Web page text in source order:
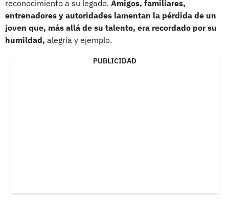
reconocimiento a su legado. Amigos, familiares,
entrenadores y autoridades lamentan la pérdida de un
joven que, más allá de su talento, era recordado por su
humildad, alegría y ejemplo.
PUBLICIDAD